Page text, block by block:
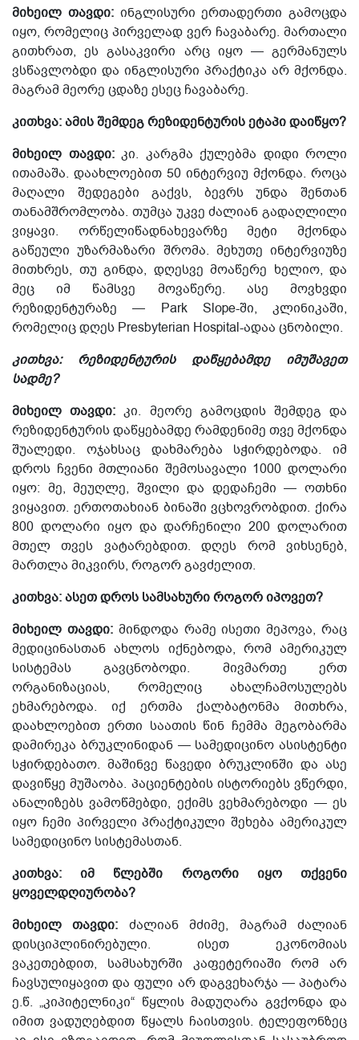
მიხეილ თავდი:ინგლისური ერთადერთი გამოცდა
იყო, რომელიც პირველად ვერ ჩავაბარე. მართალი
გითხრათ, ეს გასაკვირი არც იყო — გერმანულს
ვსწავლობდი და ინგლისური პრაქტიკა არ მქონდა.
მაგრამ მეორე ცდაზე ესეც ჩავაბარე.
კითხვა: ამის შემდეგ რეზიდენტურის ეტაპი დაიწყო?
მიხეილ თავდი:კი. კარგმა ქულებმა დიდი როლი
ითამაშა. დაახლოებით 50 ინტერვიუ მქონდა. როცა
მაღალი შედეგები გაქვს, ბევრს
უნდა შენთან
თანამშრომლობა. თუმცა უკვე ძალიან გადაღლილი
ვიყავი. ორწელიწადნახევარზე მეტი მქონდა
გაწეული უზარმაზარი შრომა. მეხუთე ინტერვიუზე
მითხრეს, თუ გინდა, დღესვე მოაწერე ხელიო, და
მეც იმ წამსვე მოვაწერე. ასე მოვხვდი
რეზიდენტურაზე — Park Slope-ში, კლინიკაში,
რომელიც დღეს Presbyterian Hospital-ადაა ცნობილი.
კითხვა: რეზიდენტურის დაწყებამდე იმუშავეთ
სადმე?
მიხეილ თავდი: კი. მეორე გამოცდის შემდეგ და
რეზიდენტურის დაწყებამდე რამდენიმე თვე მქონდა
შუალედი. ოჯახსაც დახმარება სჭირდებოდა. იმ
დროს ჩვენი მთლიანი შემოსავალი 1000 დოლარი
იყო: მე, მეუღლე, შვილი და დედაჩემი — ოთხნი
ვიყავით. ერთოთახიან ბინაში ვცხოვრობდით. ქირა
800 დოლარი იყო და დარჩენილი 200 დოლარით
მთელ თვეს ვატარებდით. დღეს რომ ვიხსენებ,
მართლა მიკვირს, როგორ გავძელით.
კითხვა: ასეთ დროს სამსახური როგორ იპოვეთ?
მიხეილ თავდი:მინდოდა რამე ისეთი მეპოვა, რაც
მედიცინასთან ახლოს იქნებოდა, რომ ამერიკულ
სისტემას გავცნობოდი. მივმართე ერთ
ორგანიზაციას, რომელიც ახალჩამოსულებს
ეხმარებოდა. იქ ერთმა ქალბატონმა მითხრა,
დაახლოებით ერთი საათის წინ ჩემმა მეგობარმა
დამირეკა ბრუკლინიდან — სამედიცინო ასისტენტი
სჭირდებათო. მაშინვე წავედი ბრუკლინში და ასე
დავიწყე მუშაობა. პაციენტების ისტორიებს ვწერდი,
ანალიზებს ვამოწმებდი, ექიმს ვეხმარებოდი — ეს
იყო ჩემი პირველი პრაქტიკული შეხება ამერიკულ
სამედიცინო სისტემასთან.
კითხვა: იმ წლებში როგორი იყო თქვენი
ყოველდღიურობა?
მიხეილ თავდი: ძალიან მძიმე, მაგრამ ძალიან
დისციპლინირებული. ისეთ ეკონომიას
ვაკეთებდით, სამსახურში კაფეტერიაში
რომ
არ
ჩავსულიყავით და ფული არ დაგვეხარჯა — პატარა
ე.წ. „კიპიტელნიკი“ წყლის მადუღარა გვქონდა და
იმით ვადუღებდით წყალს ჩაისთვის. ტელეფონზეც